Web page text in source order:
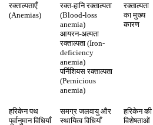
रक्ताल्पताएँ
(Anemias)
रक्त-हानि रक्ताल्पता
(Blood-loss
anemia)
आयरन-अल्पता
रक्ताल्पता (Iron-
deficiency
anemia)
पर्निशियस रक्ताल्पता
(Pernicious
anemia)
रक्ताल्पता
का मुख्य
कारण
हरिकेन पथ
पूर्वानुमान विधियाँ
समग्र जलवायु और
स्थायित्व विधियाँ
हरिकेन की
विशेषताओं